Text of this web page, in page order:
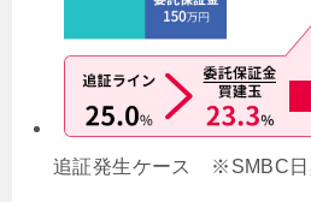
追証発生ケース ※SMBC日